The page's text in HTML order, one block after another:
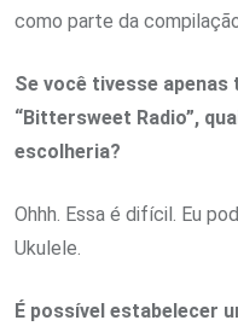
como parte da
Se você tivesse
“Bittersweet Radio”,
escolheria?
Ohhh. Essa é difícil. Eu
Ukulele.
É possível estabelecer